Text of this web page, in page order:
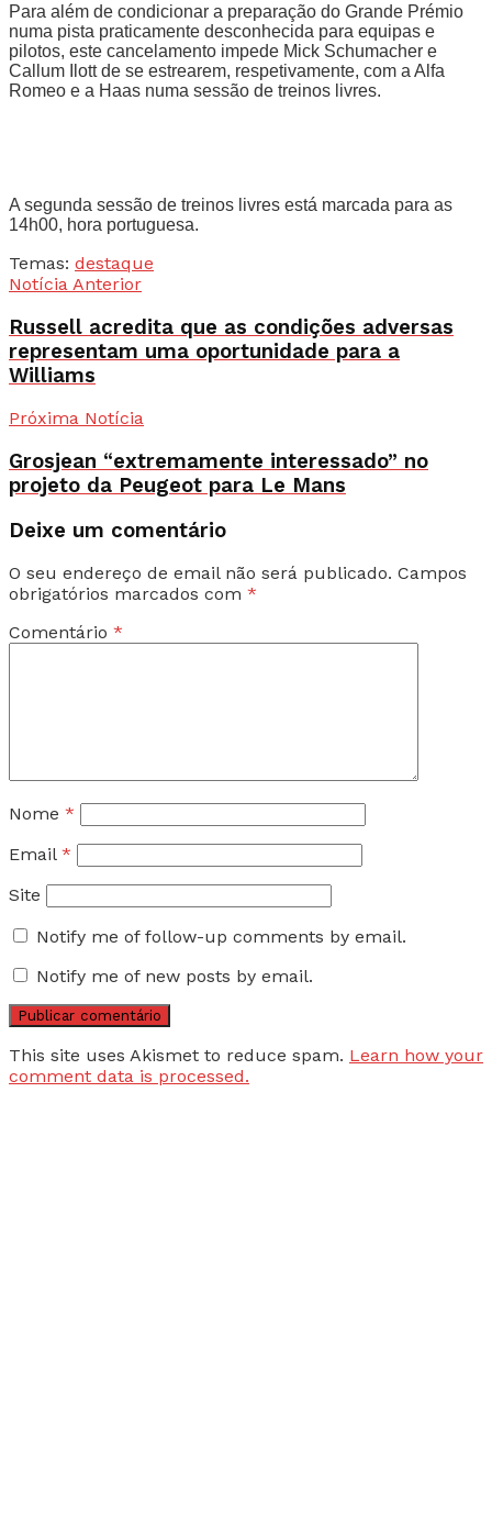
Para além de condicionar a preparação do Grande Prémio
numa pista praticamente desconhecida para equipas e
pilotos, este cancelamento impede Mick Schumacher e
Callum Ilott de se estrearem, respetivamente, com a Alfa
Romeo e a Haas numa sessão de treinos livres.
A segunda sessão de treinos livres está marcada para as
14h00, hora portuguesa.
Temas: destaque
Notícia Anterior
Russell acredita que as condições adversas
representam uma oportunidade para a
Williams
Próxima Notícia
Grosjean “extremamente interessado” no
projeto da Peugeot para Le Mans
Deixe um comentário
O seu endereço de email não será publicado. Campos
obrigatórios marcados com *
Comentário *
Nome *
Email *
Site
Notify me of follow-up comments by email.
Notify me of new posts by email.
This site uses Akismet to reduce spam. Learn how your
comment data is processed.